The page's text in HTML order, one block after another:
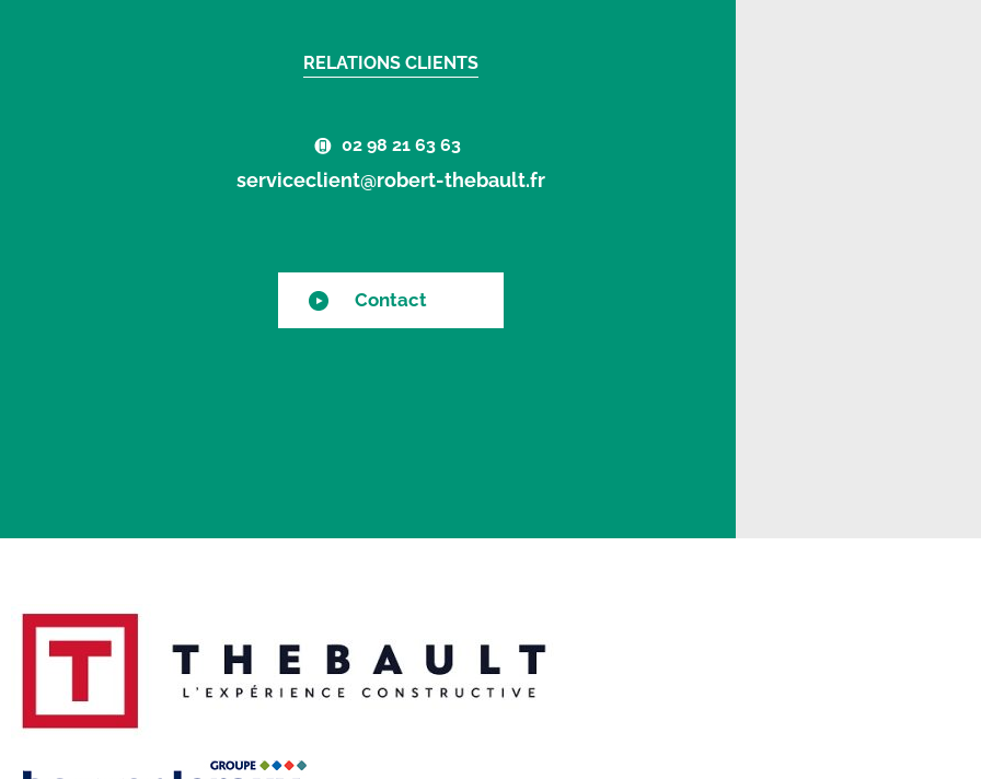
RELATIONS CLIENTS
02 98 21 63 63
serviceclient@robert-thebault.fr
Contact